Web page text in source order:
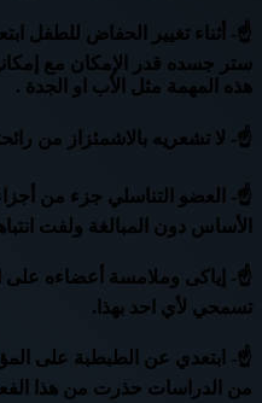
☝- أثناء تغيير الحفاض للطفل
ستر جسده قدر الإمكان مع
هذه المهمة مثل الأب او الجدة .
☝- لا تشعريه بالاشمئزاز من
☝- العضو التناسلي جزء من
الأساس دون المبالغة ولفت
☝- إياكى وملامسة أعضاءه على
تسمحي لأي احد بهذا.
☝- ابتعدي عن الطبطبة على
من الدراسات حذرت من هذا